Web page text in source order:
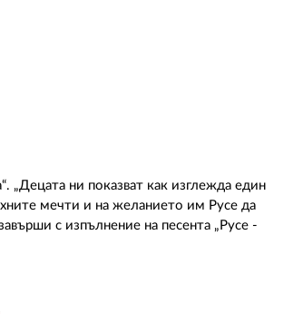
„Децата ни показват как изглежда един
мечти и на желанието им Русе да
с изпълнение на песента „Русе -